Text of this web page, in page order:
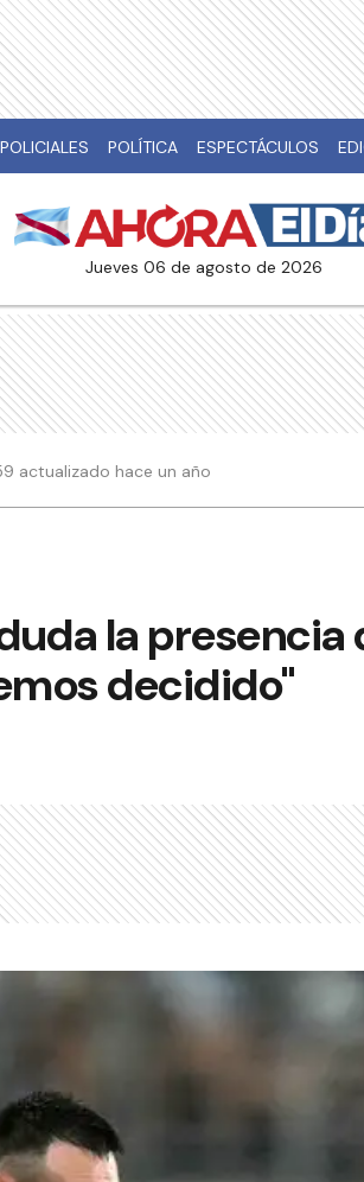
POLICIALES POLÍTICA ESPECTÁCULOS
jueves 06 de agosto de 2026
actualizado hace un año
la presencia
decidido"